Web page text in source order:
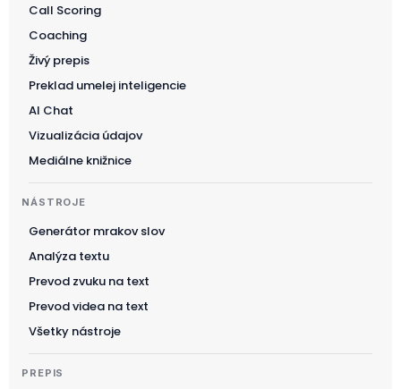
Call Scoring
Coaching
Živý prepis
Preklad umelej inteligencie
AI Chat
Vizualizácia údajov
Mediálne knižnice
NÁSTROJE
Generátor mrakov slov
Analýza textu
Prevod zvuku na text
Prevod videa na text
Všetky nástroje
PREPIS